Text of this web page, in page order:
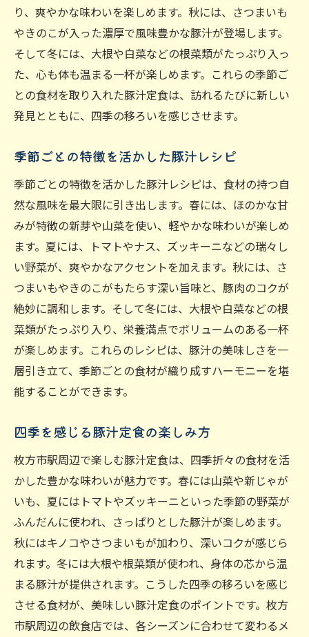
り、爽やかな味わいを楽しめます。秋には、さつまいも
やきのこが入った濃厚で風味豊かな豚汁が登場します。
そして冬には、大根や白菜などの根菜類がたっぷり入っ
た、心も体も温まる一杯が楽しめます。これらの季節ご
との食材を取り入れた豚汁定食は、訪れるたびに新しい
発見とともに、四季の移ろいを感じさせます。
季節ごとの特徴を活かした豚汁レシピ
季節ごとの特徴を活かした豚汁レシピは、食材の持つ自
然な風味を最大限に引き出します。春には、ほのかな甘
みが特徴の新芽や山菜を使い、軽やかな味わいが楽しめ
ます。夏には、トマトやナス、ズッキーニなどの瑞々し
い野菜が、爽やかなアクセントを加えます。秋には、さ
つまいもやきのこがもたらす深い旨味と、豚肉のコクが
絶妙に調和します。そして冬には、大根や白菜などの根
菜類がたっぷり入り、栄養満点でボリュームのある一杯
が楽しめます。これらのレシピは、豚汁の美味しさを一
層引き立て、季節ごとの食材が織り成すハーモニーを堪
能することができます。
四季を感じる豚汁定食の楽しみ方
枚方市駅周辺で楽しむ豚汁定食は、四季折々の食材を活
かした豊かな味わいが魅力です。春には山菜や新じゃが
いも、夏にはトマトやズッキーニといった季節の野菜が
ふんだんに使われ、さっぱりとした豚汁が楽しめます。
秋にはキノコやさつまいもが加わり、深いコクが感じら
れます。冬には大根や根菜類が使われ、身体の芯から温
まる豚汁が提供されます。こうした四季の移ろいを感じ
させる食材が、美味しい豚汁定食のポイントです。枚方
市駅周辺の飲食店では、各シーズンに合わせて変わるメ